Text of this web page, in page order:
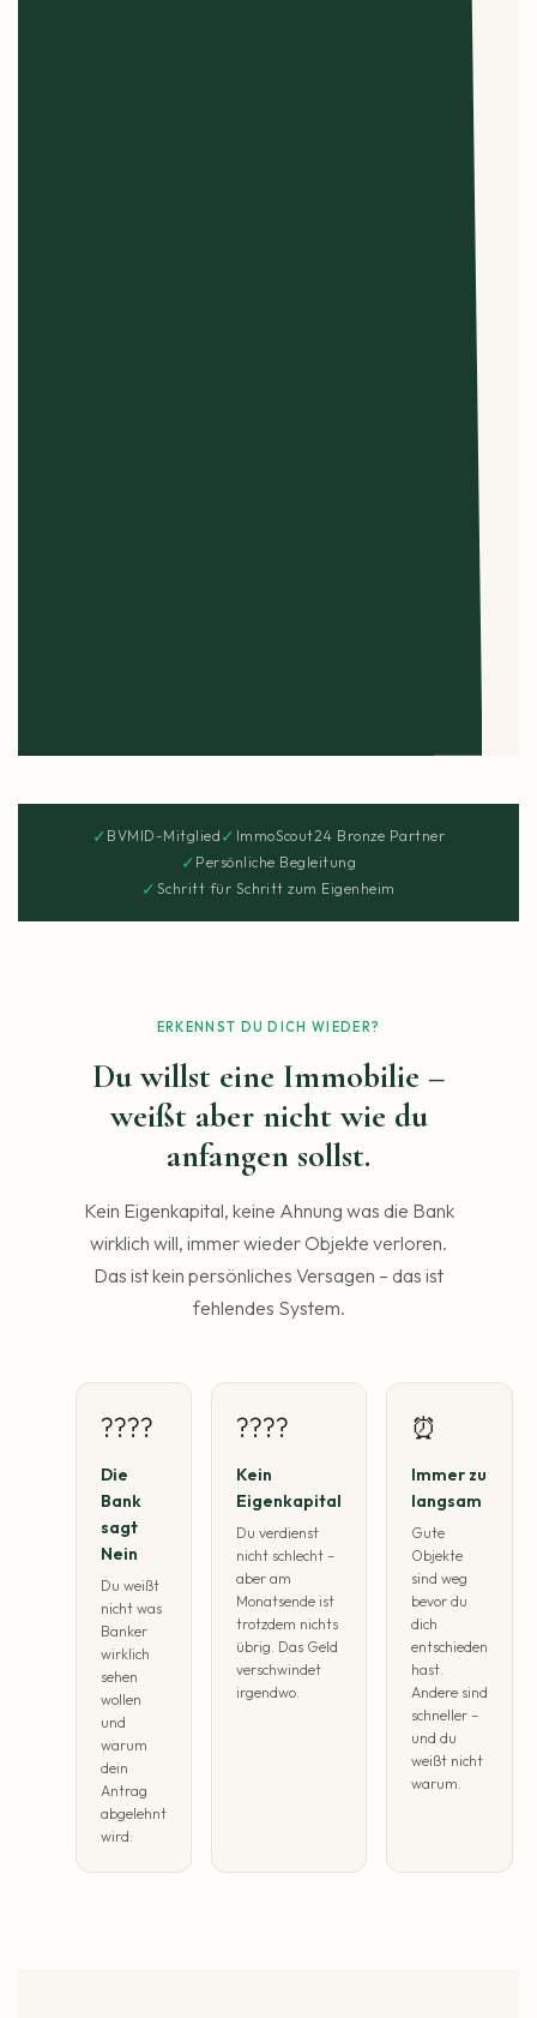
✓ BVMID-Mitglied ✓ ImmoScout24 Bronze Partner
✓ Persönliche Begleitung
✓ Schritt für Schritt zum Eigenheim
ERKENNST DU DICH WIEDER?
Du willst eine Immobilie –
weißt aber nicht wie du
anfangen sollst.
Kein Eigenkapital, keine Ahnung was die Bank
wirklich will, immer wieder Objekte verloren.
Das ist kein persönliches Versagen – das ist
fehlendes System.
????
Die
Bank
sagt
Nein
Du weißt
nicht was
Banker
wirklich
sehen
wollen
und
warum
dein
Antrag
abgelehnt
wird.
????
Kein
Eigenkapital
Du verdienst
nicht schlecht –
aber am
Monatsende ist
trotzdem nichts
übrig. Das Geld
verschwindet
irgendwo.
⏰
Immer zu
langsam
Gute
Objekte
sind weg
bevor du
dich
entschieden
hast.
Andere sind
schneller –
und du
weißt nicht
warum.